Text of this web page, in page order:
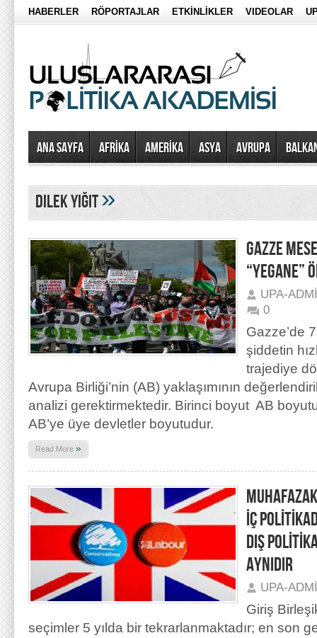
HABERLER RÖPORTAJLAR ETKİNLİKLER VIDEOLAR
Ana Sayfa AFRİKA AMERİKA ASYA AVRUPA
dilek yiğit»
GAZZE
“YEGANE”
UPA-
0
Gazze’de
şiddetin
trajediye
Avrupa Birliği’nin (AB) yaklaşımının
analizi gerektirmektedir. Birinci boyut AB
AB’ye üye devletler boyutudur.
Read More »
İÇ
DIŞ
AYNIDIR
UPA-
Giriş
seçimler 5 yılda bir tekrarlanmaktadır; en son